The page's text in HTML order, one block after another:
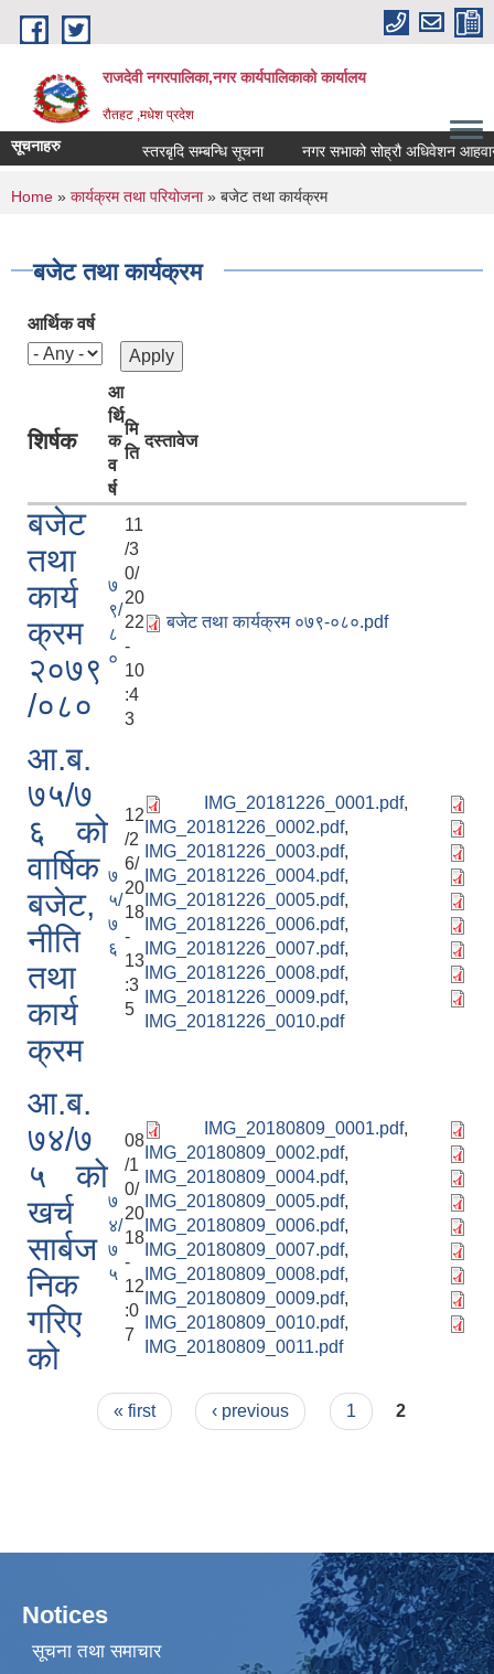
Skip to main content
राजदेवी नगरपालिका,नगर कार्यपालिकाको कार्यालय
रौतहट ,मधेश प्रदेश
सूचनाहरु स्तरबृदि सम्बन्धि सूचना नगर सभाको सोह्रौ अधिवेशन आहवान
You are here
Home » कार्यक्रम तथा परियोजना» बजेट तथा कार्यक्रम
बजेट तथा कार्यक्रम
आर्थिक वर्ष
शिर्षक
आ
र्थि
क
व
र्ष
मि
ति
दस्तावेज
बजेट
तथा
कार्य
क्रम
२०७९
/०८०
७
९/
८
०
11
/3
0/
20
22
-
10
:4
3
बजेट तथा कार्यक्रम ०७९-०८०.pdf
आ.ब.
७५/७
६ को
वार्षिक
बजेट,
नीति
तथा
कार्य
क्रम
७
५/
७
६
12
/2
6/
20
18
-
13
:3
5
IMG_20181226_0001.pdf,
IMG_20181226_0002.pdf,
IMG_20181226_0003.pdf,
IMG_20181226_0004.pdf,
IMG_20181226_0005.pdf,
IMG_20181226_0006.pdf,
IMG_20181226_0007.pdf,
IMG_20181226_0008.pdf,
IMG_20181226_0009.pdf,
IMG_20181226_0010.pdf
आ.ब.
७४/७
५ को
खर्च
सार्बज
निक
गरिए
को
७
४/
७
५
08
/1
0/
20
18
-
12
:0
7
IMG_20180809_0001.pdf,
IMG_20180809_0002.pdf,
IMG_20180809_0004.pdf,
IMG_20180809_0005.pdf,
IMG_20180809_0006.pdf,
IMG_20180809_0007.pdf,
IMG_20180809_0008.pdf,
IMG_20180809_0009.pdf,
IMG_20180809_0010.pdf,
IMG_20180809_0011.pdf
Pages« first ‹ previous 1 2
Notices
सूचना तथा समाचार